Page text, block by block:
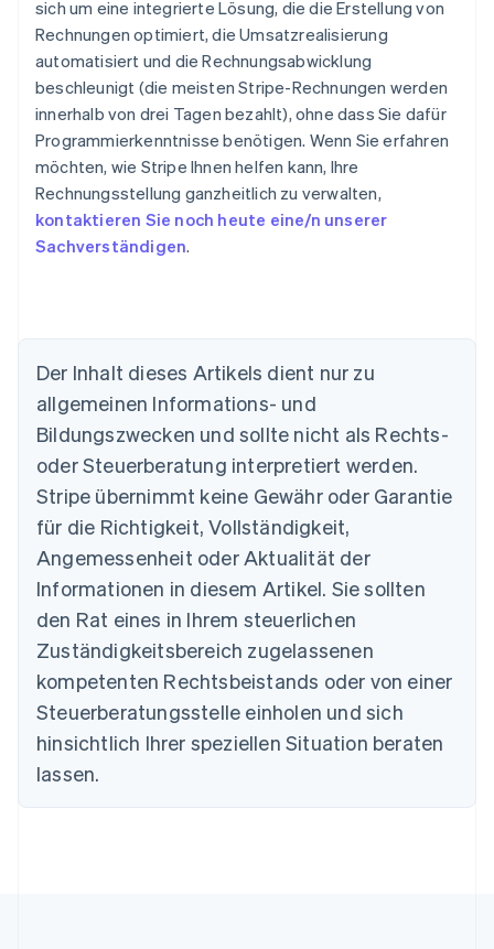
sich um eine integrierte Lösung, die die Erstellung von
Rechnungen optimiert, die Umsatzrealisierung
automatisiert und die Rechnungsabwicklung
beschleunigt (die meisten Stripe-Rechnungen werden
innerhalb von drei Tagen bezahlt), ohne dass Sie dafür
Programmierkenntnisse benötigen. Wenn Sie erfahren
möchten, wie Stripe Ihnen helfen kann, Ihre
Rechnungsstellung ganzheitlich zu verwalten,
kontaktieren Sie noch heute eine/n unserer
Sachverständigen.
Der Inhalt dieses Artikels dient nur zu
allgemeinen Informations- und
Bildungszwecken und sollte nicht als Rechts-
oder Steuerberatung interpretiert werden.
Stripe übernimmt keine Gewähr oder Garantie
für die Richtigkeit, Vollständigkeit,
Angemessenheit oder Aktualität der
Informationen in diesem Artikel. Sie sollten
den Rat eines in Ihrem steuerlichen
Zuständigkeitsbereich zugelassenen
kompetenten Rechtsbeistands oder von einer
Steuerberatungsstelle einholen und sich
hinsichtlich Ihrer speziellen Situation beraten
lassen.
Australien
Belgien
NederlandsFrançaisDeutschEnglish
PortuguêsEnglish
Bulgarien
English
Dänemark
English
Deutschland
Estland
English
Festlandchina
简体中文 English
Finnland
EnglishSvenska
FrançaisEnglish
Gibraltar